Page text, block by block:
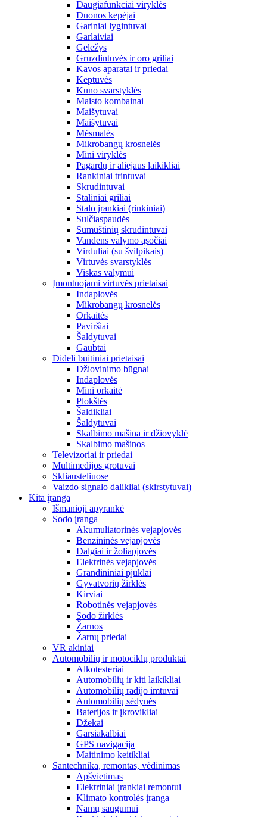
Daugiafunkciai viryklės
Duonos kepėjai
Gariniai lygintuvai
Garlaiviai
Geležys
Gruzdintuvės ir oro griliai
Kavos aparatai ir priedai
Keptuvės
Kūno svarstyklės
Maisto kombainai
Maišytuvai
Maišytuvai
Mėsmalės
Mikrobangų krosnelės
Mini viryklės
Pagardų ir aliejaus laikikliai
Rankiniai trintuvai
Skrudintuvai
Staliniai griliai
Stalo įrankiai (rinkiniai)
Sulčiaspaudės
Sumuštinių skrudintuvai
Vandens valymo ąsočiai
Virduliai (su švilpikais)
Virtuvės svarstyklės
Viskas valymui
Įmontuojami virtuvės prietaisai
Indaplovės
Mikrobangų krosnelės
Orkaitės
Paviršiai
Šaldytuvai
Gaubtai
Dideli buitiniai prietaisai
Džiovinimo būgnai
Indaplovės
Mini orkaitė
Plokštės
Šaldikliai
Šaldytuvai
Skalbimo mašina ir džiovyklė
Skalbimo mašinos
Televizoriai ir priedai
Multimedijos grotuvai
Skliausteliuose
Vaizdo signalo dalikliai (skirstytuvai)
Kita įranga
Išmanioji apyrankė
Sodo įranga
Akumuliatorinės vejapjovės
Benzininės vejapjovės
Dalgiai ir žoliapjovės
Elektrinės vejapjovės
Grandininiai pjūklai
Gyvatvorių žirklės
Kirviai
Robotinės vejapjovės
Sodo žirklės
Žarnos
Žarnų priedai
VR akiniai
Automobilių ir motociklų produktai
Alkotesteriai
Automobilių ir kiti laikikliai
Automobilių radijo imtuvai
Automobilių sėdynės
Baterijos ir įkrovikliai
Džekai
Garsiakalbiai
GPS navigacija
Maitinimo keitikliai
Santechnika, remontas, vėdinimas
Apšvietimas
Elektriniai įrankiai remontui
Klimato kontrolės įranga
Namų saugumui